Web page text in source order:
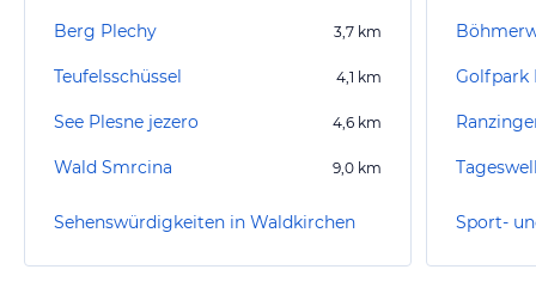
Berg Plechy 3,7 km
Teufelsschüssel 4,1 km
See Plesne jezero 4,6 km
Wald Smrcina 9,0 km
Sehenswürdigkeiten in Waldkirchen
Golfpark